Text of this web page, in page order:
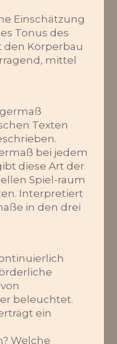
Einschätzung
Tonus des
den Körperbau
mittel
Texten
bei jedem
diese Art der
Spiel-raum
Interpretiert
in den drei
beleuchtet.
ein
Welche